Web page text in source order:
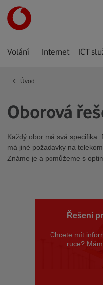
stránka
Volání Internet ICT
‹ Úvod
Oborová
Každý obor má svá
má jiné požadavky na
Známe je a pomůžeme s
Řešení
Chcete mít
ruce?